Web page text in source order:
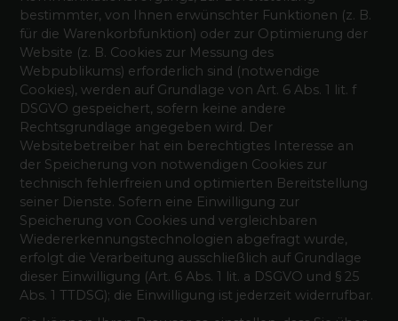
bestimmter, von Ihnen erwünschter Funktionen (z. B.
für die Warenkorbfunktion) oder zur Optimierung der
Website (z. B. Cookies zur Messung des
Webpublikums) erforderlich sind (notwendige
Cookies), werden auf Grundlage von Art. 6 Abs. 1 lit. f
DSGVO gespeichert, sofern keine andere
Rechtsgrundlage angegeben wird. Der
Websitebetreiber hat ein berechtigtes Interesse an
der Speicherung von notwendigen Cookies zur
technisch fehlerfreien und optimierten Bereitstellung
seiner Dienste. Sofern eine Einwilligung zur
Speicherung von Cookies und vergleichbaren
Wiedererkennungstechnologien abgefragt wurde,
erfolgt die Verarbeitung ausschließlich auf Grundlage
dieser Einwilligung (Art. 6 Abs. 1 lit. a DSGVO und § 25
Abs. 1 TTDSG); die Einwilligung ist jederzeit widerrufbar.